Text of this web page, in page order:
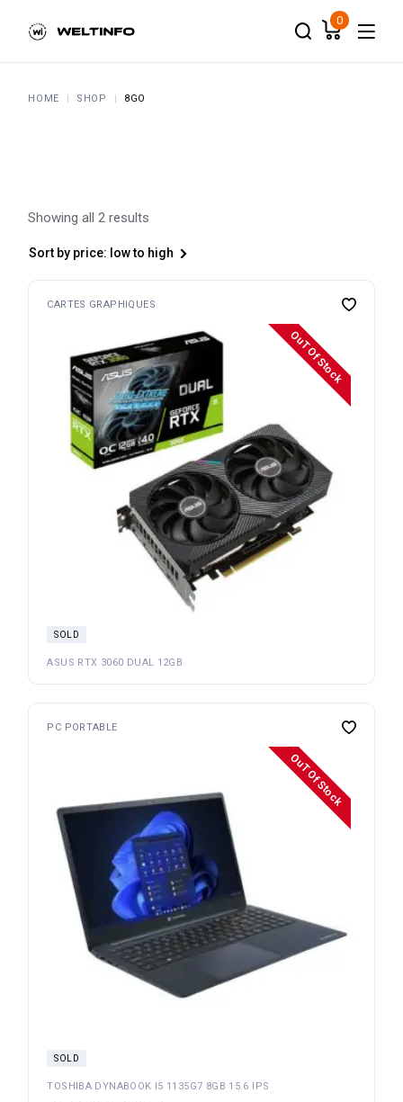
content
0
HOME SHOP 8GO
Showing all 2 results
Sort by price: low to high
CARTES GRAPHIQUES
OuT Of Stock
SOLD
ASUS RTX 3060 DUAL 12GB
PC PORTABLE
OuT Of Stock
SOLD
TOSHIBA DYNABOOK I5 1135G7 8GB 15.6 IPS